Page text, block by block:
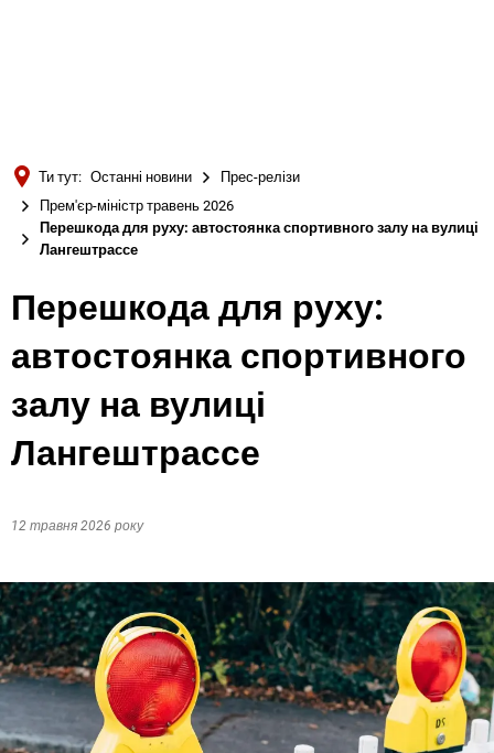
Български
Deutsch
Ти тут: Останні новини
Прес-релізи
Прем'єр-міністр травень 2026
Перешкода для руху: автостоянка спортивного залу на вулиці
Лангештрассе
Перешкода для руху:
автостоянка спортивного
залу на вулиці
Лангештрассе
12 травня 2026 року